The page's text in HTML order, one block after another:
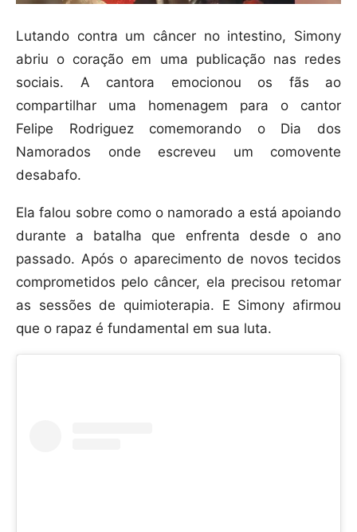
Lutando contra um câncer no intestino, Simony
abriu o coração em uma publicação nas redes
sociais. A cantora emocionou os fãs ao
compartilhar uma homenagem para o cantor
Felipe Rodriguez comemorando o Dia dos
Namorados onde escreveu um comovente
desabafo.
Ela falou sobre como o namorado a está apoiando
durante a batalha que enfrenta desde o ano
passado. Após o aparecimento de novos tecidos
comprometidos pelo câncer, ela precisou retomar
as sessões de quimioterapia. E Simony afirmou
que o rapaz é fundamental em sua luta.